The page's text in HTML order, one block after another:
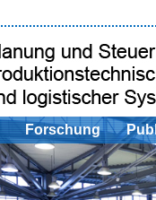
Forschung